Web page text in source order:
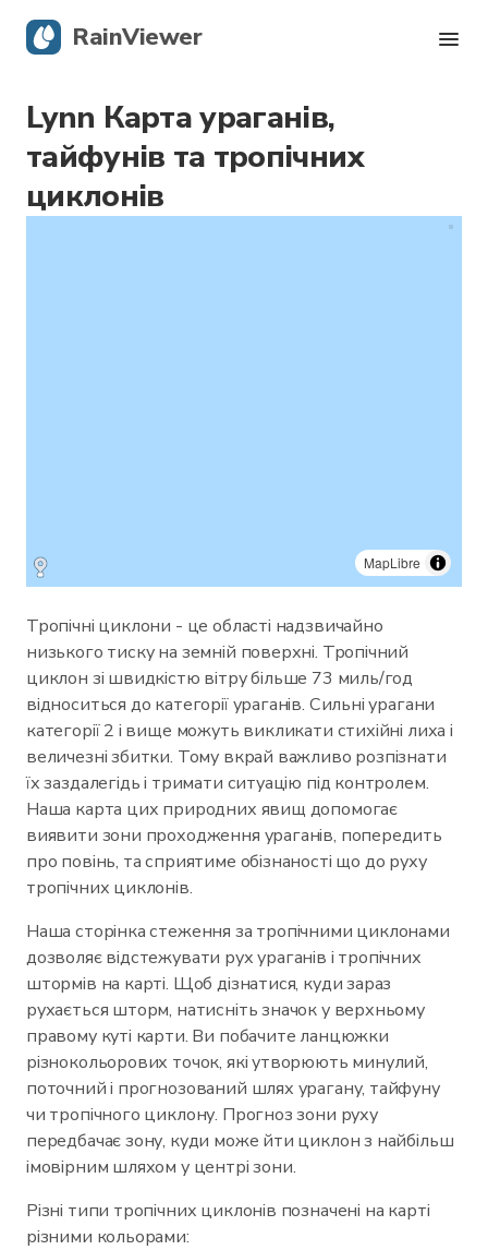
Lynn Карта ураганів,
тайфунів та тропічних
циклонів
MapLibre
Тропічні циклони - це області надзвичайно
низького тиску на земній поверхні. Тропічний
циклон зі швидкістю вітру більше 73 миль/год
відноситься до категорії ураганів. Сильні урагани
категорії 2 і вище можуть викликати стихійні лиха і
величезні збитки. Тому вкрай важливо розпізнати
їх заздалегідь і тримати ситуацію під контролем.
Наша карта цих природних явищ допомогає
виявити зони проходження ураганів, попередить
про повінь, та сприятиме обізнаності що до руху
тропічних циклонів.
Наша сторінка стеження за тропічними циклонами
дозволяє відстежувати рух ураганів і тропічних
штормів на карті. Щоб дізнатися, куди зараз
рухається шторм, натисніть значок у верхньому
правому куті карти. Ви побачите ланцюжки
різнокольорових точок, які утворюють минулий,
поточний і прогнозований шлях урагану, тайфуну
чи тропічного циклону. Прогноз зони руху
передбачає зону, куди може йти циклон з найбільш
імовірним шляхом у центрі зони.
Різні типи тропічних циклонів позначені на карті
різними кольорами:
RainViewer
Карта опадів
Тропічні циклони